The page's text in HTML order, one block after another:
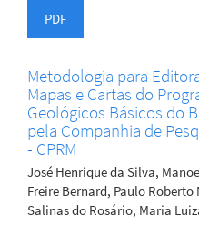
PDF
Metodologia para
Mapas e Cartas do
Geológicos Básicos do
pela Companhia de
- CPRM
José Henrique da Silva,
Freire Bernard, Paulo
Salinas do Rosário, Maria